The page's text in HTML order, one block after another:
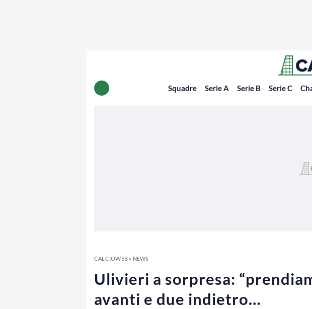
Squadre Serie A Serie B Serie C
CALCIOWEB» NEWS
Ulivieri a sorpresa:
avanti e due indietro…